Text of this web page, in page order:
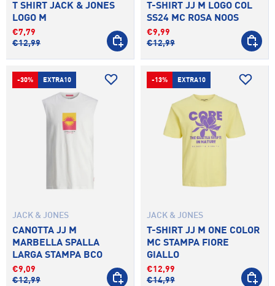
T SHIRT JACK & JONES
LOGO M
€7,79
€12,99
SCEGLI OPZIONI
T-SHIRT JJ M LOGO COL
SS24 MC ROSA NOOS
€9,99
€12,99
SCEGLI
-30% EXTRA10
JACK & JONES
CANOTTA JJ M
MARBELLA SPALLA
LARGA STAMPA BCO
€9,09
€12,99
SCEGLI OPZIONI
-13% EXTRA10
JACK & JONES
T-SHIRT JJ M ONE COLOR
MC STAMPA FIORE
GIALLO
€12,99
€14,99